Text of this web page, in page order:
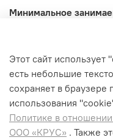
Минимальное
Минимальная
узкому шасси.
Этот сайт
есть небольшие
сохраняет в браузере
использования
Политике в
ООО «КРУС» . Также